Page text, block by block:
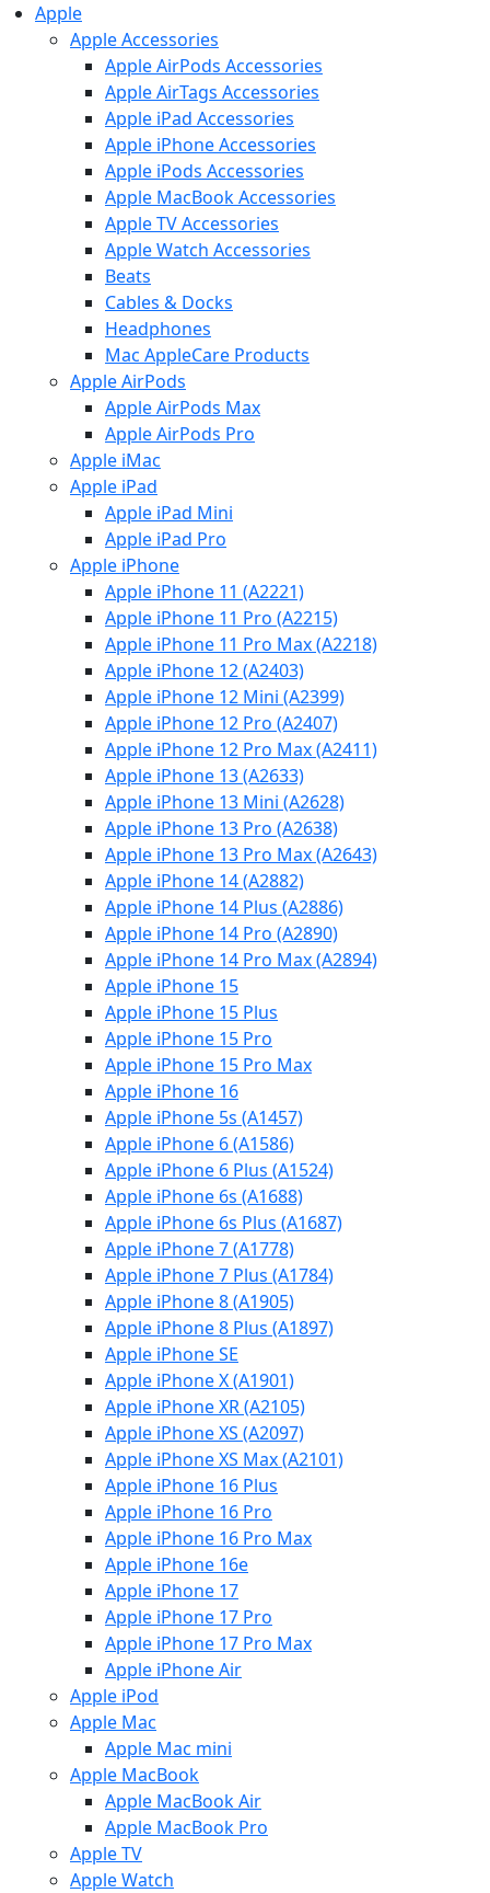
Apple
Apple Accessories
Apple AirPods Accessories
Apple AirTags Accessories
Apple iPad Accessories
Apple iPhone Accessories
Apple iPods Accessories
Apple MacBook Accessories
Apple TV Accessories
Apple Watch Accessories
Beats
Cables & Docks
Headphones
Mac AppleCare Products
Apple AirPods
Apple AirPods Max
Apple AirPods Pro
Apple iMac
Apple iPad
Apple iPad Mini
Apple iPad Pro
Apple iPhone
Apple iPhone 11 (A2221)
Apple iPhone 11 Pro (A2215)
Apple iPhone 11 Pro Max (A2218)
Apple iPhone 12 (A2403)
Apple iPhone 12 Mini (A2399)
Apple iPhone 12 Pro (A2407)
Apple iPhone 12 Pro Max (A2411)
Apple iPhone 13 (A2633)
Apple iPhone 13 Mini (A2628)
Apple iPhone 13 Pro (A2638)
Apple iPhone 13 Pro Max (A2643)
Apple iPhone 14 (A2882)
Apple iPhone 14 Plus (A2886)
Apple iPhone 14 Pro (A2890)
Apple iPhone 14 Pro Max (A2894)
Apple iPhone 15
Apple iPhone 15 Plus
Apple iPhone 15 Pro
Apple iPhone 15 Pro Max
Apple iPhone 16
Apple iPhone 5s (A1457)
Apple iPhone 6 (A1586)
Apple iPhone 6 Plus (A1524)
Apple iPhone 6s (A1688)
Apple iPhone 6s Plus (A1687)
Apple iPhone 7 (A1778)
Apple iPhone 7 Plus (A1784)
Apple iPhone 8 (A1905)
Apple iPhone 8 Plus (A1897)
Apple iPhone SE
Apple iPhone X (A1901)
Apple iPhone XR (A2105)
Apple iPhone XS (A2097)
Apple iPhone XS Max (A2101)
Apple iPhone 16 Plus
Apple iPhone 16 Pro
Apple iPhone 16 Pro Max
Apple iPhone 16e
Apple iPhone 17
Apple iPhone 17 Pro
Apple iPhone 17 Pro Max
Apple iPhone Air
Apple iPod
Apple Mac
Apple Mac mini
Apple MacBook
Apple MacBook Air
Apple MacBook Pro
Apple TV
Apple Watch